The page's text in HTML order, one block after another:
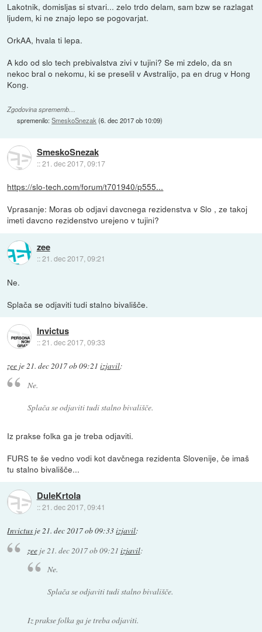
Lakotnik, domisljas si stvari... zelo trdo delam, sam bzw se razlagat
ljudem, ki ne znajo lepo se pogovarjat.
OrkAA, hvala ti lepa.
A kdo od slo tech prebivalstva zivi v tujini? Se mi zdelo, da sn
nekoc bral o nekomu, ki se preselil v Avstralijo, pa en drug v Hong
Kong.
Zgodovina sprememb…
spremenilo:SmeskoSnezak (6. dec 2017 ob 10:09)
SmeskoSnezak
::21. dec 2017, 09:17
https://slo-tech.com/forum/t701940/p555...
Vprasanje: Moras ob odjavi davcnega rezidenstva v Slo , ze takoj
imeti davcno rezidenstvo urejeno v tujini?
zee
::21. dec 2017, 09:21
Ne.
Splača se odjaviti tudi stalno bivališče.
Invictus
::21. dec 2017, 09:33
zee je 21. dec 2017 ob 09:21 izjavil:
Ne.
Splača se odjaviti tudi stalno bivališče.
Iz prakse folka ga je treba odjaviti.
FURS te še vedno vodi kot davčnega rezidenta Slovenije, če imaš
tu stalno bivališče...
DuleKrtola
::21. dec 2017, 09:41
Invictus je21. dec 2017 ob 09:33izjavil:
zeeje 21. dec 2017 ob 09:21 izjavil:
Ne.
Splača se odjaviti tudi stalno bivališče.
Iz prakse folka ga je treba odjaviti.